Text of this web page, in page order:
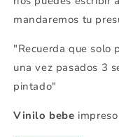
mandaremos tu
"Recuerda que solo
una vez pasados 3
pintado"
Vinilo bebe